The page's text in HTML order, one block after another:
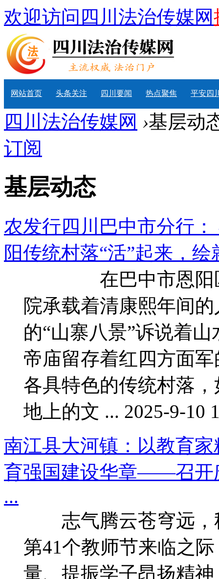
欢迎访问四川法治传媒网
网站首页 头条关注 四川要闻 热点聚焦 平安四
四川法治传媒网 ›基层动
订阅
基层动态
农发行四川巴中市分行
阳传统村落“活”起来，
在巴中市恩阳区
院承载着清康熙年间
的“山寨八景”诉说着
帝庙留存着红四方面
各具特色的传统村落
地上的文 ... 2025-9-10
南江县大河镇：以教育
育强国建设华章——召开
...
志气腾云苍穹远，
第41个教师节来临之
量、提振学子昂扬精